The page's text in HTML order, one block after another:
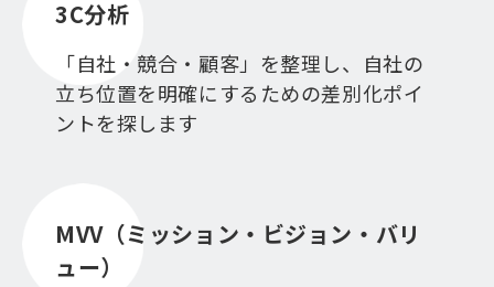
3C分析
「自社・競合・顧客」を整理し、自社の
立ち位置を明確にするための差別化ポイ
ントを探します
MVV（ミッション・ビジョン・バリ
ュー）